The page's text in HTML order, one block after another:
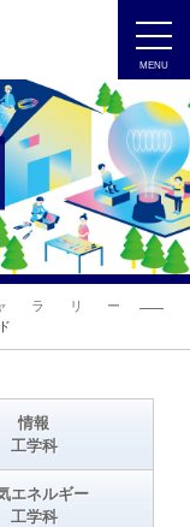
MENU
ラリー
情報
工学科
エネルギー
工学科